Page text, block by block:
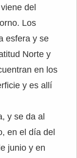
del
Los
esfera y se
Norte y
en los
y es allí
y se da al
en el día del
junio y en